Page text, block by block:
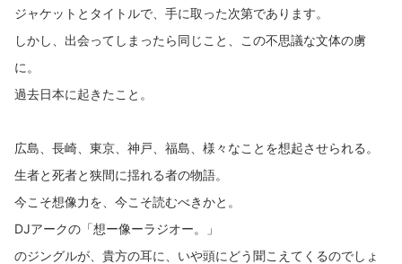
ジャケットとタイトルで、手に取った次第であります。
しかし、出会ってしまったら同じこと、この不思議な文体の虜
に。
過去日本に起きたこと。
広島、長崎、東京、神戸、福島、様々なことを想起させられる。
生者と死者と狭間に揺れる者の物語。
今こそ想像力を、今こそ読むべきかと。
DJアークの「想ー像ーラジオー。」
のジングルが、貴方の耳に、いや頭にどう聞こえてくるのでしょ